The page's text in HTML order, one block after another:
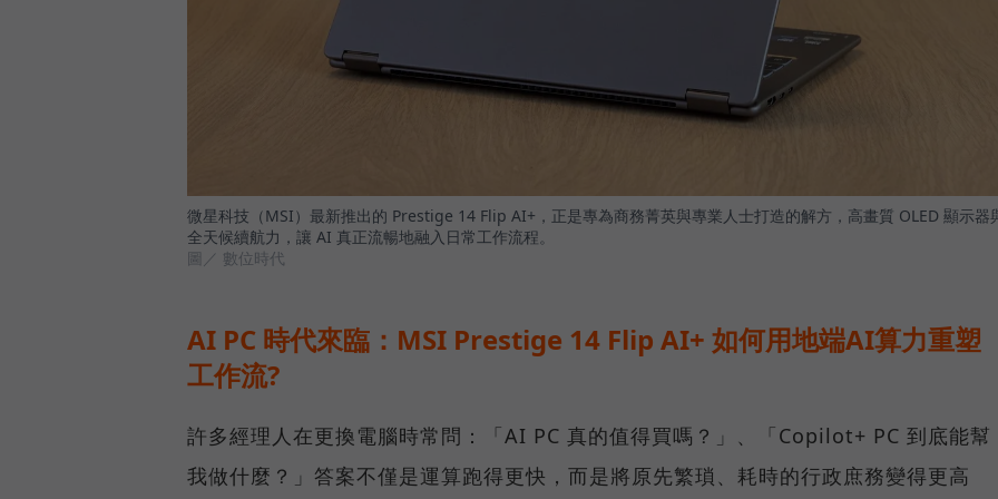
微星科技（MSI）最新推出的 Prestige 14 Flip AI+，正是專為商務菁英與專業人士打造的解方，高畫質 OLED 顯示器
全天候續航力，讓 AI 真正流暢地融入日常工作流程。
圖／ 數位時代
AI PC 時代來臨：MSI Prestige 14 Flip AI+ 如何用地端AI算力重塑
工作流?
許多經理人在更換電腦時常問：「AI PC 真的值得買嗎？」、「Copilot+ PC 到底能幫
我做什麼？」答案不僅是運算跑得更快，而是將原先繁瑣、耗時的行政庶務變得更高